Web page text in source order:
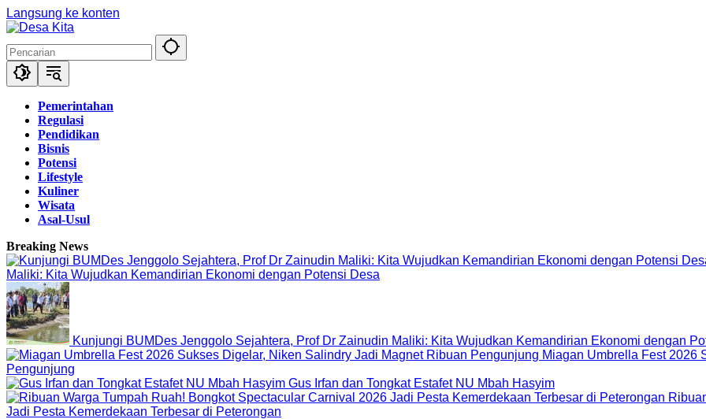
Langsung ke konten
Pemerintahan
Regulasi
Pendidikan
Bisnis
Potensi
Lifestyle
Kuliner
Wisata
Asal-Usul
Breaking News
Maliki: Kita Wujudkan Kemandirian Ekonomi dengan Potensi Desa
Kunjungi BUMDes Jenggolo Sejahtera, Prof Dr Zainudin Maliki: Kita Wujudkan Kemandirian Ekonomi dengan
Miagan Umbrella Fest 2026
Pengunjung
Gus Irfan dan Tongkat Estafet NU Mbah Hasyim
Jadi Pesta Kemerdekaan Terbesar di Peterongan